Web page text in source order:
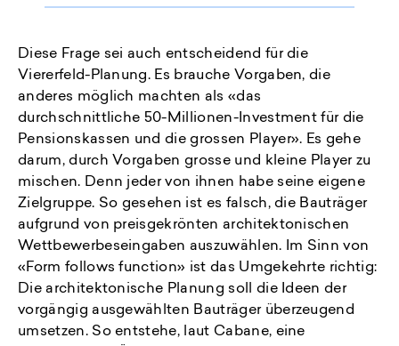
Diese Frage sei auch entscheidend für die
Viererfeld-Planung. Es brauche Vorgaben, die
anderes möglich machten als «das
durchschnittliche 50-Millionen-Investment für die
Pensionskassen und die grossen Player». Es gehe
darum, durch Vorgaben grosse und kleine Player zu
mischen. Denn jeder von ihnen habe seine eigene
Zielgruppe. So gesehen ist es falsch, die Bauträger
aufgrund von preisgekrönten architektonischen
Wettbewerbeseingaben auszuwählen. Im Sinn von
«Form follows function» ist das Umgekehrte richtig:
Die architektonische Planung soll die Ideen der
vorgängig ausgewählten Bauträger überzeugend
umsetzen. So entstehe, laut Cabane, eine